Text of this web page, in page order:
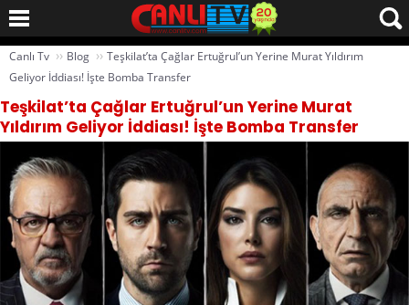
Canlı Tv ›› Blog ›› Teşkilat’ta Çağlar Ertuğrul’un Yerine Murat Yıldırım
Geliyor İddiası! İşte Bomba Transfer
Teşkilat’ta Çağlar Ertuğrul’un Yerine Murat
Yıldırım Geliyor İddiası! İşte Bomba Transfer